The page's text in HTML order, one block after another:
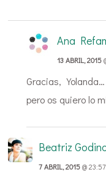
Ana
13 ABRIL, 2015
Gracias,
pero os quiero lo
Beatriz
7 ABRIL, 2015@ 23:57